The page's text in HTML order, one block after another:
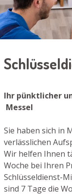
Ihr pünktlicher
Messel
Sie haben sich in
verlässlichen
Wir helfen Ihnen
Woche bei Ihren
Schlüsseldienst-
sind 7 Tage die